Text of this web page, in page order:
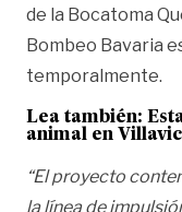
de la Bocatoma
Bombeo Bavaria
temporalmente.
Lea también:
animal en
“El proyecto
la línea de